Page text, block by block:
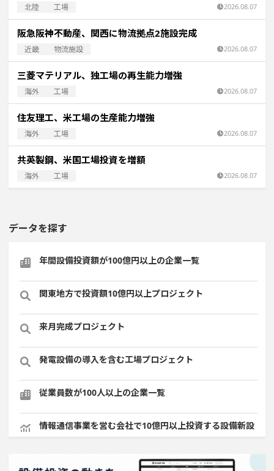
北陸 工場 2026.08.07
阪急阪神不動産、関西に物流拠点2施設完成
近畿 物流施設 2026.08.07
三菱マテリアル、独工場の再生能力増強
海外 工場 2026.08.07
住友理工、米工場の生産能力増強
海外 工場 2026.08.07
共英製鋼、米国工場投資を増額
海外 工場 2026.08.07
データを探す
年間設備投資額が100億円以上の企業一覧
関東地方で投資額10億円以上プロジェクト
来月完成プロジェクト
発電設備の導入を含む工場プロジェクト
従業員数が100人以上の企業一覧
情報通信事業を営む会社で10億円以上投資する設備新設
稼働から約5年経過プロジェクト